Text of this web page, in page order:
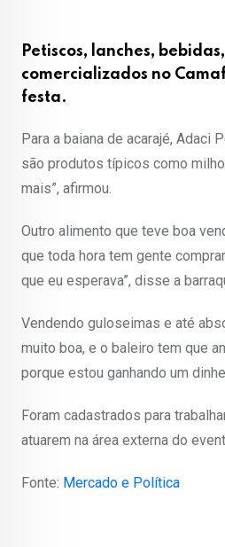
Petiscos, lanches,
comercializados no
festa.
Para a baiana de acarajé, Adaci
são produtos típicos como
mais”, afirmou.
Outro alimento que teve boa
que toda hora tem gente
que eu esperava”, disse a
Vendendo guloseimas e até
muito boa, e o baleiro tem que
porque estou ganhando um
Foram cadastrados para
atuarem na área externa do
Fonte: Mercado e Política